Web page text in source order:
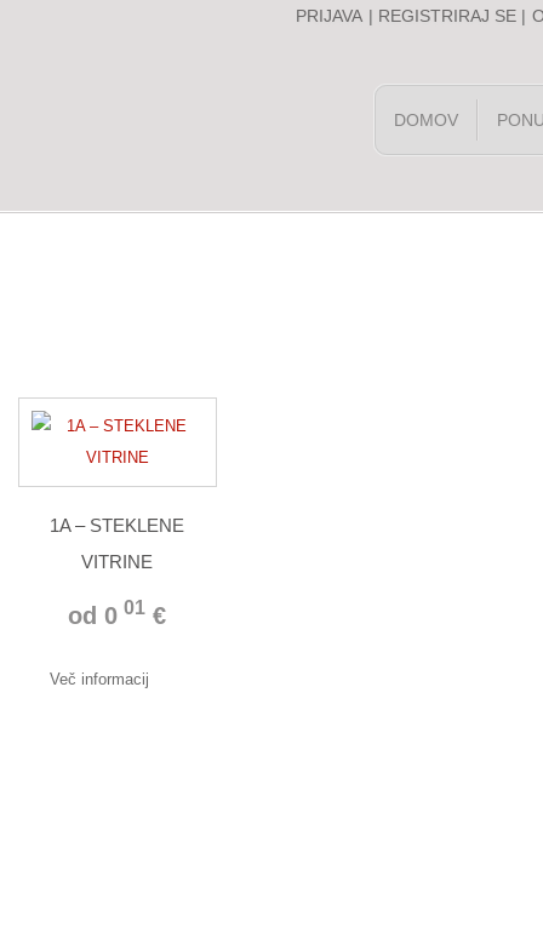
| REGISTRIRAJ SE |
PRIJAVA
DOMOV
1A – STEKLENE
VITRINE
od 0 01 €
Več informacij